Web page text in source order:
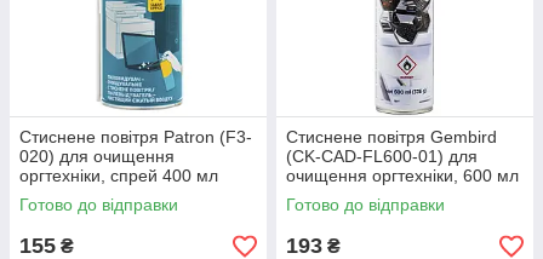
Стиснене повітря Patron (F3-
020) для очищення
оргтехніки, спрей 400 мл
Готово до відправки
155 ₴
Стиснене повітря Gembird
(CK-CAD-FL600-01) для
очищення оргтехніки, 600 мл
Готово до відправки
193 ₴